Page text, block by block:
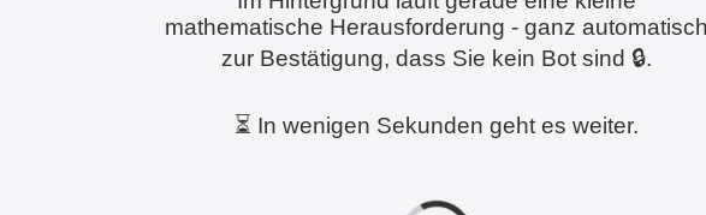
mathematische Herausforderung - ganz
zur Bestätigung, dass Sie kein Bot sind 🔒.
⏳ In wenigen Sekunden geht es weiter.